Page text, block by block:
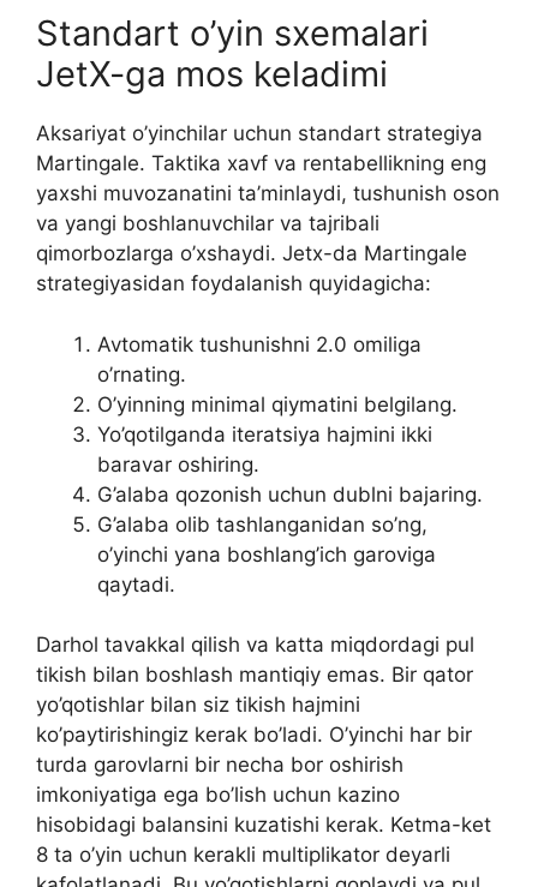
Standart o’yin sxemalari
JetX-ga mos keladimi
Aksariyat o’yinchilar uchun standart strategiya
Martingale. Taktika xavf va rentabellikning eng
yaxshi muvozanatini ta’minlaydi, tushunish oson
va yangi boshlanuvchilar va tajribali
qimorbozlarga o’xshaydi. Jetx-da Martingale
strategiyasidan foydalanish quyidagicha:
Avtomatik tushunishni 2.0 omiliga
o’rnating.
O’yinning minimal qiymatini belgilang.
Yo’qotilganda iteratsiya hajmini ikki
baravar oshiring.
G’alaba qozonish uchun dublni bajaring.
G’alaba olib tashlanganidan so’ng,
o’yinchi yana boshlang’ich garoviga
qaytadi.
Darhol tavakkal qilish va katta miqdordagi pul
tikish bilan boshlash mantiqiy emas. Bir qator
yo’qotishlar bilan siz tikish hajmini
ko’paytirishingiz kerak bo’ladi. O’yinchi har bir
turda garovlarni bir necha bor oshirish
imkoniyatiga ega bo’lish uchun kazino
hisobidagi balansini kuzatishi kerak. Ketma-ket
8 ta o’yin uchun kerakli multiplikator deyarli